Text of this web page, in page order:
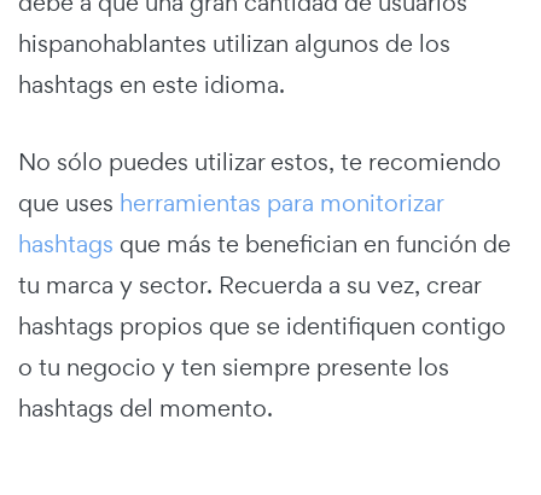
hispanohablantes utilizan algunos de los
hashtags en este idioma.
No sólo puedes utilizar estos, te recomiendo
que uses herramientas para monitorizar
hashtags que más te benefician en función de
tu marca y sector. Recuerda a su vez, crear
hashtags propios que se identifiquen contigo
o tu negocio y ten siempre presente los
hashtags del momento.